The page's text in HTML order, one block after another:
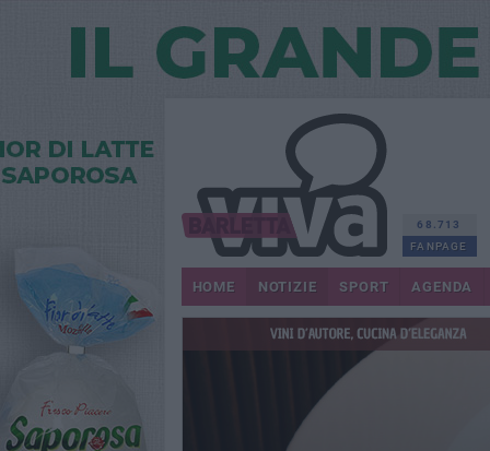
68.713
FANPAGE
HOME NOTIZIE SPORT AGENDA